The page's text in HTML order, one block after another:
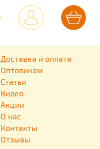
Доставка и оплата
Оптовикам
Статьи
Видео
Акции
О нас
Контакты
Отзывы